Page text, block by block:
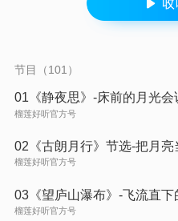
李白不是课本里遥远的名字，而
解答每一个"为什么"的大哥哥。
情，在敬亭山下发现独处也是
系统积累100首李白经典诗作，
力、想象力、记忆力与审美力 ③
建立文化自豪感 适合睡前陪伴
年里最美的声音记忆。
节目（101）
01《静夜思》-床前的月光会
榴莲好听官方号
02《古朗月行》节选-把月亮
榴莲好听官方号
03《望庐山瀑布》-飞流直下
榴莲好听官方号